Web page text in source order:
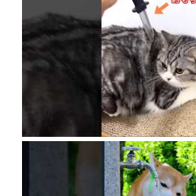
ネコにドッキリ仕掛けた結果
らし #cat #面白集
2026年8月6日